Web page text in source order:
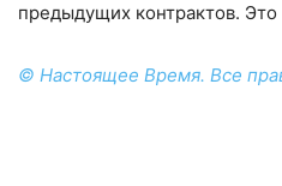
предыдущих контрактов.
© Настоящее Время. Все